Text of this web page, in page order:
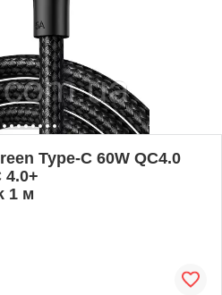
Type-C 60W QC4.0
4.0+
1 м